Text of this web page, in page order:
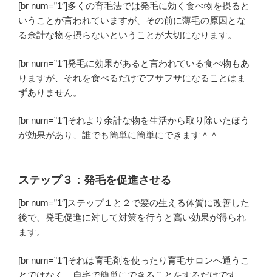
[br num=”1″]多くの育毛法では発毛に効く食べ物を摂ると
いうことが言われていますが、その前に薄毛の原因とな
る余計な物を摂らないということが大切になります。
[br num=”1″]発毛に効果があると言われている食べ物もあ
りますが、それを食べるだけでフサフサになることはま
ずありません。
[br num=”1″]それより余計な物を生活から取り除いたほう
が効果があり、誰でも簡単に簡単にできます＾＾
ステップ３：発毛を促進させる
[br num=”1″]ステップ１と２で髪の生える体質に改善した
後で、発毛促進に対して対策を行うと高い効果が得られ
ます。
[br num=”1″]それは育毛剤を使ったり育毛サロンへ通うこ
とではなく、自宅で簡単にできることをするだけです。